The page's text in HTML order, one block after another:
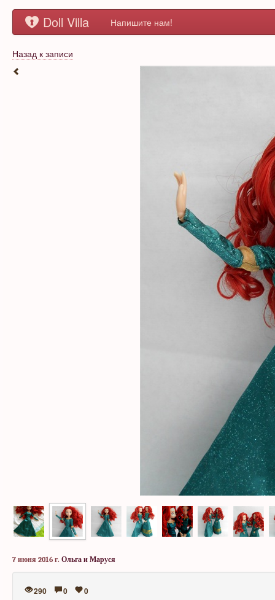
Doll Villa Напишите нам!
Назад к записи
7 июня 2016 г. Ольга и Маруся
290 0 0